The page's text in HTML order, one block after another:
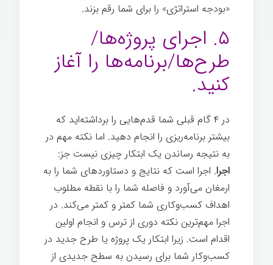
«بودجه استراتژی» را برای شما رقم بزند.
۵. اجرای پروژه‌ها/
طرح‌ها/برنامه‌ها را آغاز
کنید.
در ۴ گام قبلی شما قدم‌هایی را برداشته‌اید که
بیشتر برنامه‌ریزی را انجام دهید. اما نکته مهم در
به نتیجه رساندن یک ابتکار چیزی نیست جز:
اجرا. اجرا است که نتایج و دستاوردهای شما را به
ارمغان می‌آورد و فاصله شما را با نقطه مطلوب
اهداف کسب‌وکاری شما کمتر و کمتر می‌کند. در
اجرا مهم‌ترین نکته دوری از ترس و انجام اولین
اقدام است. زیرا ابتکار یک پروژه یا طرح جدید در
کسب‌وکار شما برای رسیدن به سطح جدیدی از